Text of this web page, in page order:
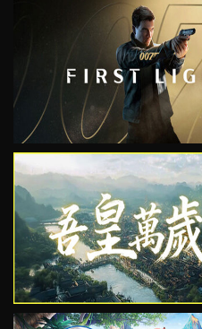
VIEW
VIEW